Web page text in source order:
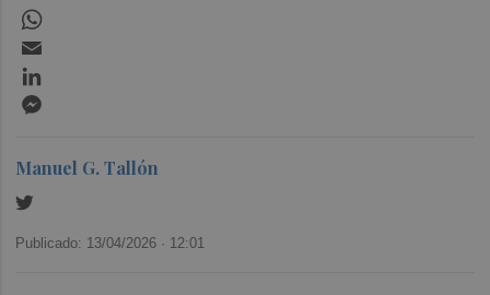
Manuel G. Tallón
Publicado: 13/04/2026 · 12:01